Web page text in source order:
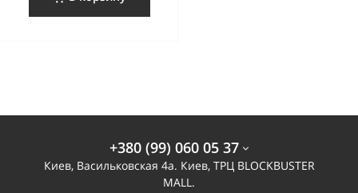
+380 (99) 060 05 37
Киев, Васильковская 4а. Киев, ТРЦ BLOCKBUSTER
MALL.